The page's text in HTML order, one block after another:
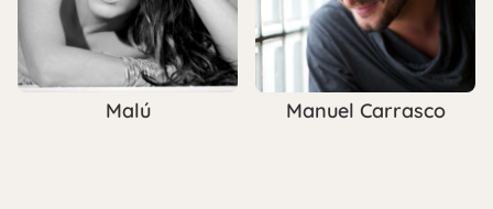
Malú Manuel Carrasco